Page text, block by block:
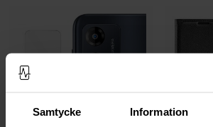
Samtycke Information